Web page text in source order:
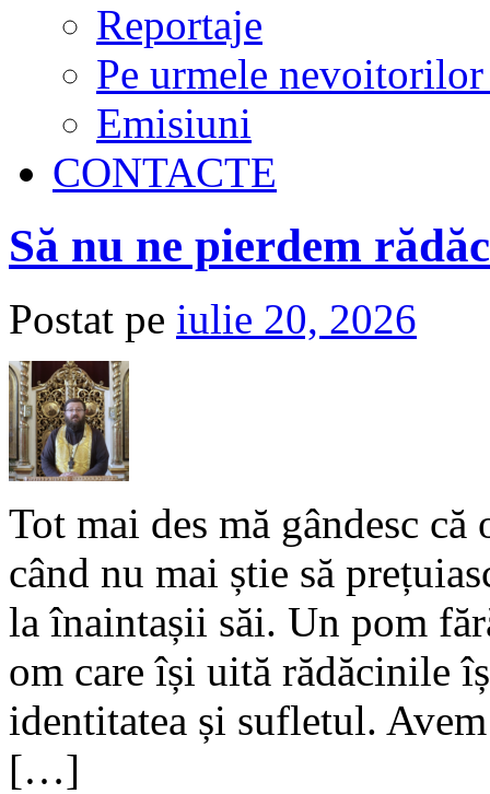
Reportaje
Pe urmele nevoitorilor
Emisiuni
CONTACTE
Să nu ne pierdem
Postat pe iulie 20, 2026
Tot mai des mă gândesc
când nu mai știe să
la înaintașii săi. Un pom
om care își uită rădăcinile
identitatea și sufletul.
[…]